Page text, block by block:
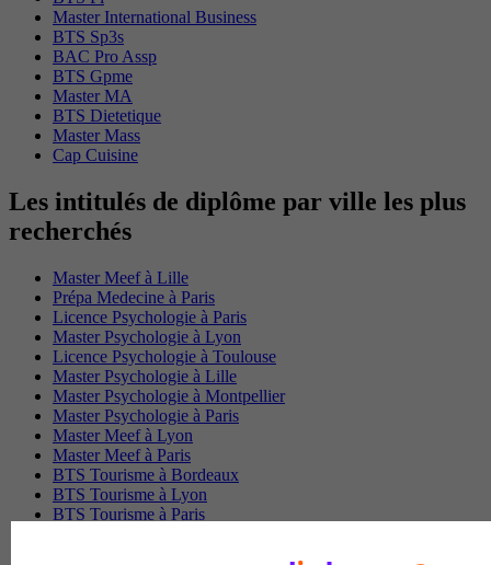
Master International Business
BTS Sp3s
BAC Pro Assp
BTS Gpme
Master MA
BTS Dietetique
Master Mass
Cap Cuisine
Les intitulés de diplôme par ville les plus
recherchés
Master Meef à Lille
Prépa Medecine à Paris
Licence Psychologie à Paris
Master Psychologie à Lyon
Licence Psychologie à Toulouse
Master Psychologie à Lille
Master Psychologie à Montpellier
Master Psychologie à Paris
Master Meef à Lyon
Master Meef à Paris
BTS Tourisme à Bordeaux
BTS Tourisme à Lyon
BTS Tourisme à Paris